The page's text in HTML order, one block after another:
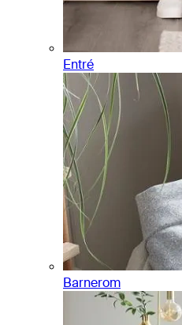
Entré
Barnerom